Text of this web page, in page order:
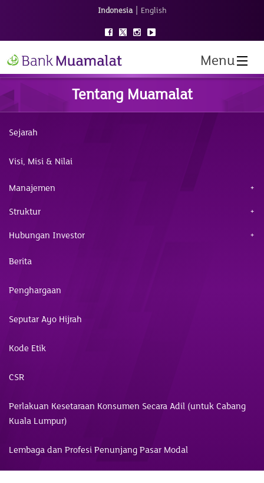
Indonesia | English
Menu
Tentang Muamalat
Sejarah
Visi, Misi & Nilai
Manajemen
Struktur
Hubungan Investor
Berita
Penghargaan
Seputar Ayo Hijrah
Kode Etik
CSR
Perlakuan Kesetaraan Konsumen Secara Adil (untuk Cabang
Kuala Lumpur)
Lembaga dan Profesi Penunjang Pasar Modal